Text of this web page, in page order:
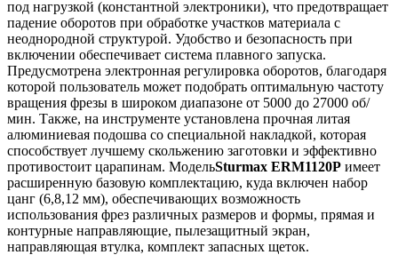
под нагрузкой (константной электроники), что предотвращает
падение оборотов при обработке участков материала с
неоднородной структурой. Удобство и безопасность при
включении обеспечивает система плавного запуска.
Предусмотрена электронная регулировка оборотов, благодаря
которой пользователь может подобрать оптимальную частоту
вращения фрезы в широком диапазоне от 5000 до 27000 об/
мин. Также, на инструменте установлена прочная литая
алюминиевая подошва со специальной накладкой, которая
способствует лучшему скольжению заготовки и эффективно
противостоит царапинам. МодельSturmax ERM1120P имеет
расширенную базовую комплектацию, куда включен набор
цанг (6,8,12 мм), обеспечивающих возможность
использования фрез различных размеров и формы, прямая и
контурные направляющие, пылезащитный экран,
направляющая втулка, комплект запасных щеток.